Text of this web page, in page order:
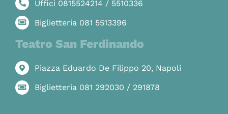
Uffici 0815524214 / 5510336
Biglietteria 081 5513396
Teatro San Ferdinando
Piazza Eduardo De Filippo 20, Napoli
Biglietteria 081 292030 / 291878